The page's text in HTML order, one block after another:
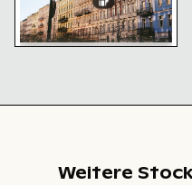
Weitere